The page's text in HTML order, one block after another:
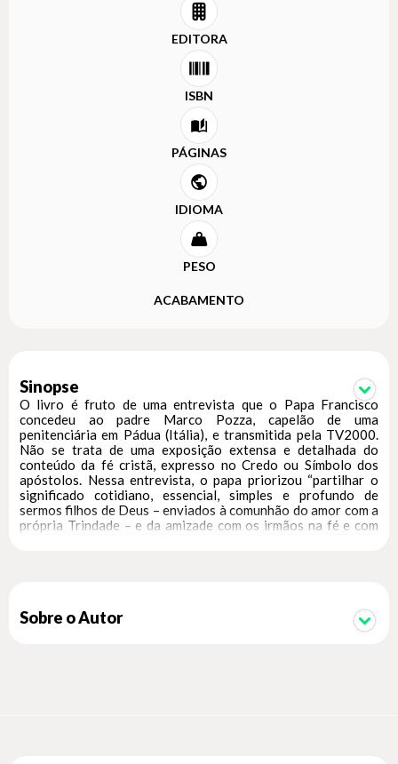
EDITORA
ISBN
PÁGINAS
IDIOMA
PESO
ACABAMENTO
Sinopse
O livro é fruto de uma entrevista que o Papa Francisco
concedeu ao padre Marco Pozza, capelão de uma
penitenciária em Pádua (Itália), e transmitida pela TV2000.
Não se trata de uma exposição extensa e detalhada do
conteúdo da fé cristã, expresso no Credo ou Símbolo dos
apóstolos. Nessa entrevista, o papa priorizou “partilhar o
significado cotidiano, essencial, simples e profundo de
sermos filhos de Deus – enviados à comunhão do amor com a
própria Trindade – e da amizade com os irmãos na fé e com
Sobre o Autor